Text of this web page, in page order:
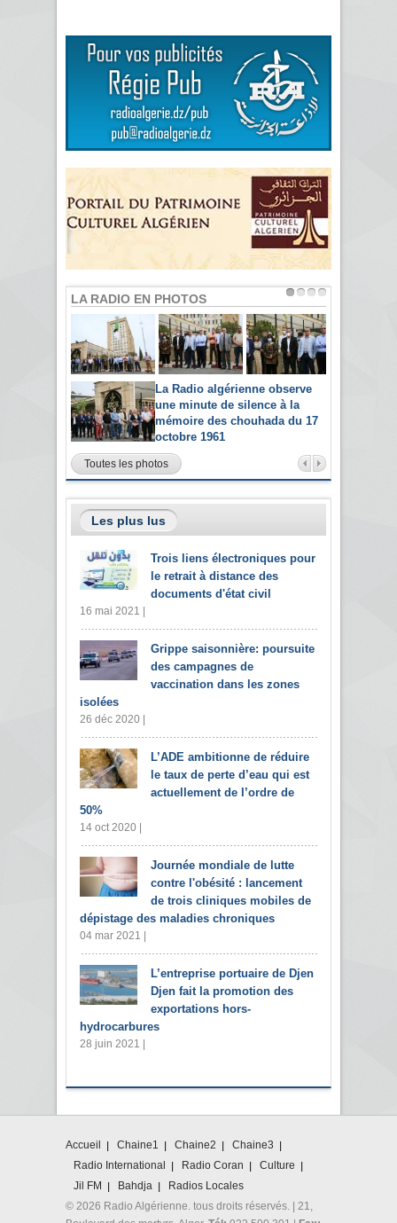
LA RADIO EN PHOTOS
La Radio algérienne observe
une minute de silence à la
mémoire des chouhada du 17
octobre 1961
Toutes les photos
Les plus lus
Trois liens électroniques pour
le retrait à distance des
documents d'état civil
16 mai 2021 |
Grippe saisonnière: poursuite
des campagnes de
vaccination dans les zones
isolées
26 déc 2020 |
L’ADE ambitionne de réduire
le taux de perte d’eau qui est
actuellement de l’ordre de
50%
14 oct 2020 |
Journée mondiale de lutte
contre l'obésité : lancement
de trois cliniques mobiles de
dépistage des maladies chroniques
04 mar 2021 |
L’entreprise portuaire de Djen
Djen fait la promotion des
exportations hors-
hydrocarbures
28 juin 2021 |
Accueil Chaine1 Chaine2
Chaine3
Radio International
Radio Coran
Culture
Jil FM
Bahdja
Radios Locales
© 2026 Radio Algérienne. tous droits réservés. | 21,